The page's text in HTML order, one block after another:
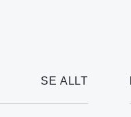
SE ALLT